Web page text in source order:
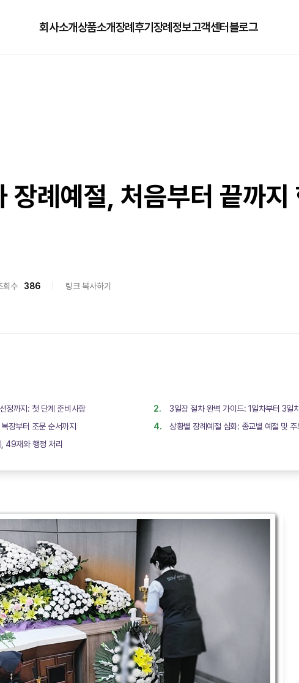
회사소개상품소개장례후기 장례정보고객센터블로그
장례예절, 처음부터 끝까지
회수 386 링크 복사하기
정까지: 첫 단계 준비사항
3일장 절차 완벽 가이드: 1일차부터 3일
장부터 조문 순서까지
상황별 장례예절 심화: 종교별 예절 및 주
49재와 행정 처리